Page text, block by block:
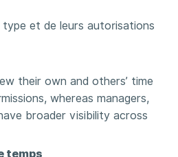
et de leurs autorisations
their own and others’ time
whereas managers,
broader visibility across
temps